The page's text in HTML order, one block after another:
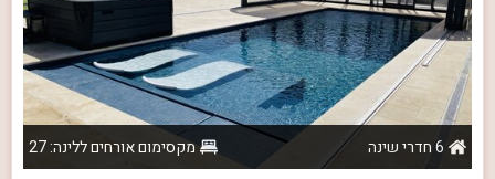
6 חדרי שינה
מקסימום אורחים ללינה: 27